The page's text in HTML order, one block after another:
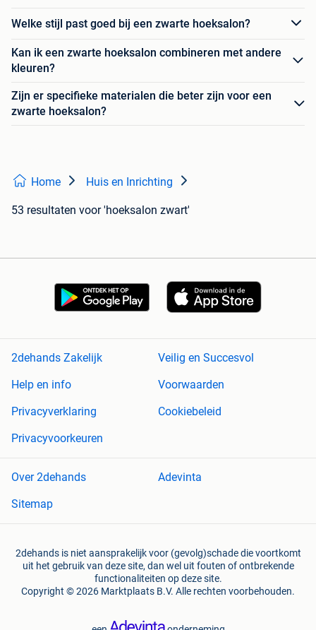
Welke stijl past goed bij een zwarte hoeksalon?
Kan ik een zwarte hoeksalon combineren met andere
kleuren?
Zijn er specifieke materialen die beter zijn voor een
zwarte hoeksalon?
Home Huis en Inrichting
53 resultaten voor 'hoeksalon zwart'
2dehands Zakelijk
Veilig en Succesvol
Help en info
Voorwaarden
Privacyverklaring
Cookiebeleid
Privacyvoorkeuren
Over 2dehands
Adevinta
Sitemap
2dehands is niet aansprakelijk voor (gevolg)schade die voortkomt
uit het gebruik van deze site, dan wel uit fouten of ontbrekende
functionaliteiten op deze site.
Copyright © 2026 Marktplaats B.V. Alle rechten voorbehouden.